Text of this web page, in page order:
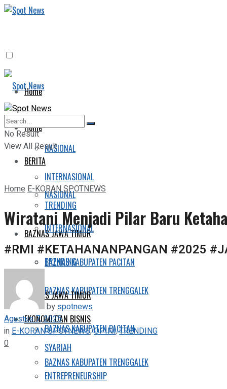
Home
BERITA
NASIONAL
INTERNASIONAL
TRENDING
BAZNAS JAWA TIMUR
BAZNAS KABUPATEN PACITAN
BAZNAS KABUPATEN TRENGGALEK
EKONOMI DAN BISNIS
SYARIAH
ENTREPRENEURSHIP
Home
BERITA
NASIONAL
INTERNASIONAL
TRENDING
BAZNAS JAWA TIMUR
BAZNAS KABUPATEN PACITAN
BAZNAS KABUPATEN TRENGGALEK
No Result
View All Result
HomeE-KORAN SPOTNEWS
Wiratani Menjadi Pilar Baru
#RMI #KETAHANANPANGAN #2025
by spotnews
Agustus 7, 2025
in E-KORAN SPOTNEWS,OPINI,TRENDING
0